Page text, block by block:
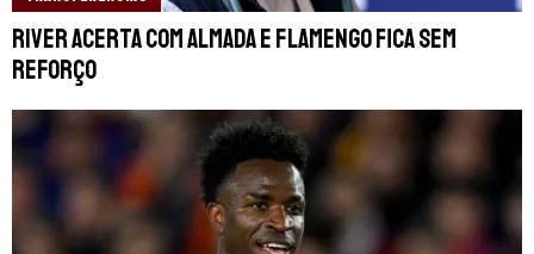
River acerta com Almada e Flamengo fica sem
reforço